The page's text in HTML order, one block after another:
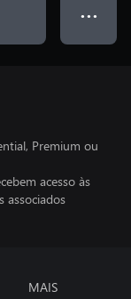
● ● ●
Premium ou
acesso às
associados
MAIS